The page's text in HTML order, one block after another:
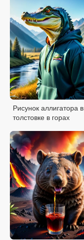
Рисунок аллигатора в
толстовке в горах